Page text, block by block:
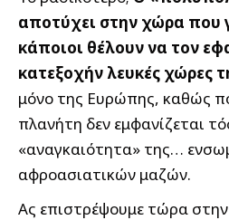
αποτύχει στην χώρα που
κάποιοι θέλουν να τον
κατεξοχήν λευκές χώρες
μόνο της Ευρώπης, καθώς
πλανήτη δεν εμφανίζεται
«αναγκαιότητα» της…
αφροασιατικών μαζών.
Ας επιστρέψουμε τώρα